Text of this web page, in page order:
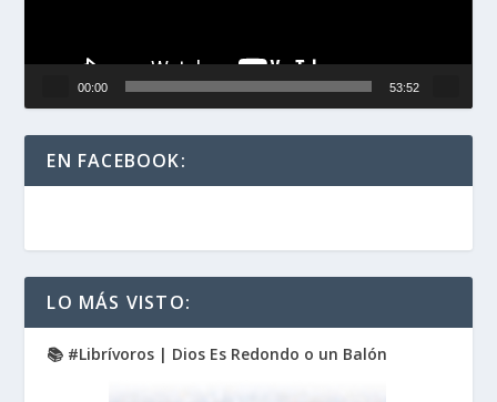
00:00 53:52
EN FACEBOOK:
LO MÁS VISTO:
📚 #Librívoros | Dios Es Redondo o un Balón